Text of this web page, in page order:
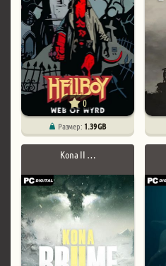
0
Размер: 1.39 GB
Kona II …